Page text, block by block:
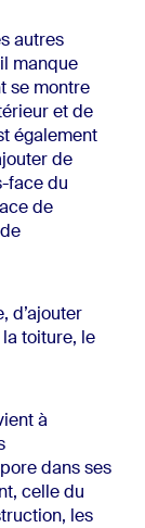
autres
manque
se montre
et de
également
de
face du
de
d’ajouter
toiture, le
à
dans ses
celle du
les